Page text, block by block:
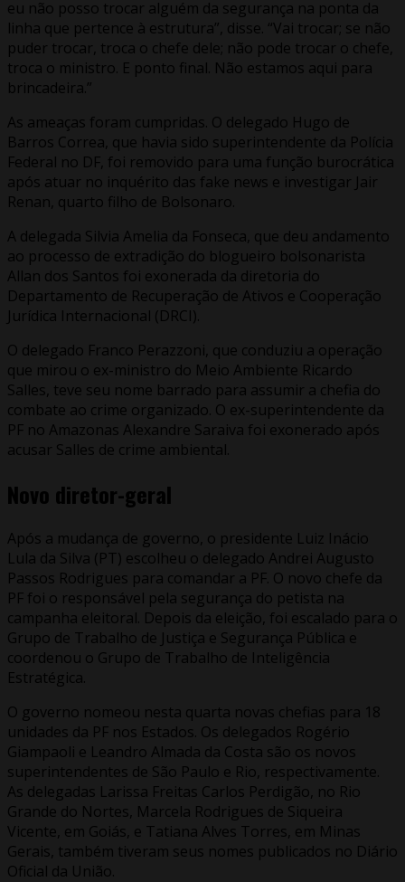
eu não posso trocar alguém da segurança na ponta da
linha que pertence à estrutura”, disse. “Vai trocar; se não
puder trocar, troca o chefe dele; não pode trocar o chefe,
troca o ministro. E ponto final. Não estamos aqui para
brincadeira.”
As ameaças foram cumpridas. O delegado Hugo de
Barros Correa, que havia sido superintendente da Polícia
Federal no DF, foi removido para uma função burocrática
após atuar no inquérito das fake news e investigar Jair
Renan, quarto filho de Bolsonaro.
A delegada Silvia Amelia da Fonseca, que deu andamento
ao processo de extradição do blogueiro bolsonarista
Allan dos Santos foi exonerada da diretoria do
Departamento de Recuperação de Ativos e Cooperação
Jurídica Internacional (DRCI).
O delegado Franco Perazzoni, que conduziu a operação
que mirou o ex-ministro do Meio Ambiente Ricardo
Salles, teve seu nome barrado para assumir a chefia do
combate ao crime organizado. O ex-superintendente da
PF no Amazonas Alexandre Saraiva foi exonerado após
acusar Salles de crime ambiental.
Novo diretor-geral
Após a mudança de governo, o presidente Luiz Inácio
Lula da Silva (PT) escolheu o delegado Andrei Augusto
Passos Rodrigues para comandar a PF. O novo chefe da
PF foi o responsável pela segurança do petista na
campanha eleitoral. Depois da eleição, foi escalado para o
Grupo de Trabalho de Justiça e Segurança Pública e
coordenou o Grupo de Trabalho de Inteligência
Estratégica.
O governo nomeou nesta quarta novas chefias para 18
unidades da PF nos Estados. Os delegados Rogério
Giampaoli e Leandro Almada da Costa são os novos
superintendentes de São Paulo e Rio, respectivamente.
As delegadas Larissa Freitas Carlos Perdigão, no Rio
Grande do Nortes, Marcela Rodrigues de Siqueira
Vicente, em Goiás, e Tatiana Alves Torres, em Minas
Gerais, também tiveram seus nomes publicados no Diário
Oficial da União.